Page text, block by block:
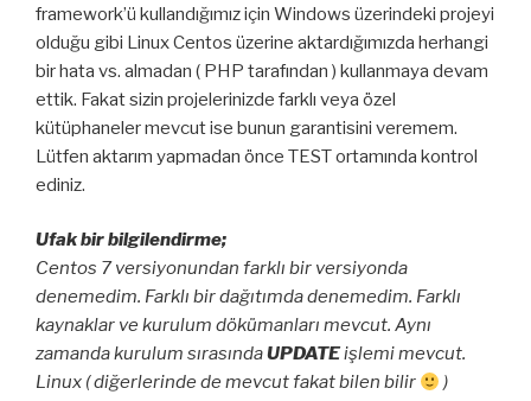
framework’ü kullandığımız için Windows üzerindeki projeyi
olduğu gibi Linux Centos üzerine aktardığımızda herhangi
bir hata vs. almadan ( PHP tarafından ) kullanmaya devam
ettik. Fakat sizin projelerinizde farklı veya özel
kütüphaneler mevcut ise bunun garantisini veremem.
Lütfen aktarım yapmadan önce TEST ortamında kontrol
ediniz.
Ufak bir bilgilendirme;
Centos 7 versiyonundan farklı bir versiyonda
denemedim. Farklı bir dağıtımda denemedim. Farklı
kaynaklar ve kurulum dökümanları mevcut. Aynı
zamanda kurulum sırasındaUPDATEişlemi mevcut.
Linux ( diğerlerinde de mevcut fakat bilen bilir
)